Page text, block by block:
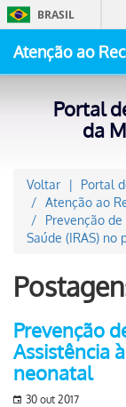
BRASIL
Atenção ao
Portal
da
Voltar
Portal
Atenção ao
Prevenção
Saúde (IRAS) no
Prevenção
Assistência
neonatal
30 out 2017